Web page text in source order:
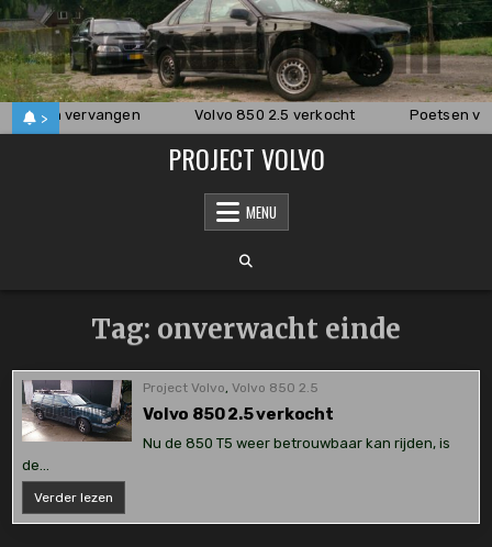
Skip
to
content
> vervangen Volvo 850 2.5 verkocht Poetsen
PROJECT VOLVO
MENU
Tag: onverwacht einde
Project Volvo,Volvo 850 2.5
Volvo 850 2.5 verkocht
Nu de 850 T5 weer betrouwbaar kan rijden, is
de…
Verder lezen
850
2.5